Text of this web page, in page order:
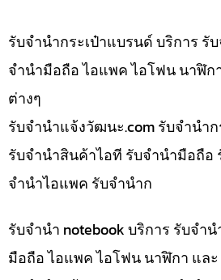
รับจำนำกระเป๋าแบรนด์ บริการ รั
จำนำมือถือ ไอแพค ไอโฟน นาฬิก
ต่างๆ
รับจํานําแจ้งวัฒนะ.com รับจำนำ
รับจำนำสินค้าไอที รับจำนำมือถือ
จำนำไอแพค รับจำนำก
รับจำนำ notebook บริการ รับจำ
มือถือ ไอแพค ไอโฟน นาฬิกา แล